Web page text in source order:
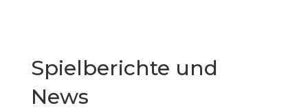
Spielberichte und
News